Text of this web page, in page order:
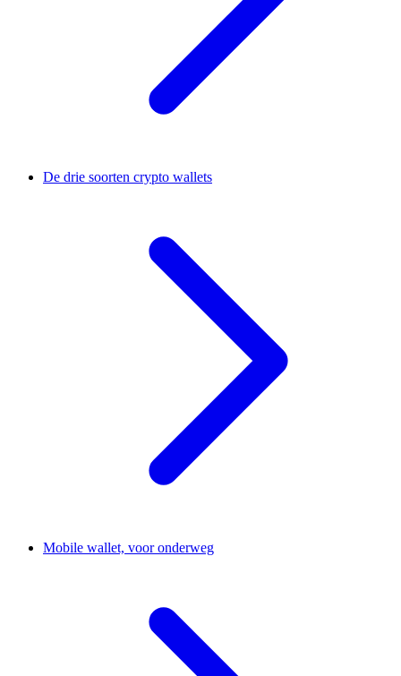
De drie soorten crypto wallets
Mobile wallet, voor onderweg